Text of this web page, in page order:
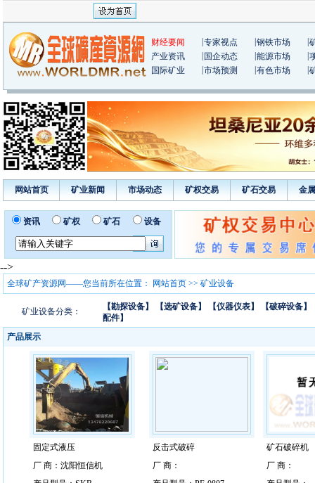
财经要闻 专家视点 钢铁市场
产业资讯
国企动态 能源市场
国际矿业
市场预测 有色市场
网站首页 矿业新闻 市场动态 矿权交易 矿石交易 金
资讯 矿权 矿石 设备
-->
全球矿产资源网——您当前所在位置： 网站首页 >> 矿业设备
矿业设备分类： 【勘探设备】 【选矿设备】 【仪器仪表】 【破碎设备】
配件】
产品展示
固定式液压
厂 商：沈阳恒信机
反击式破碎
厂 商：
矿石破碎机
厂 商：